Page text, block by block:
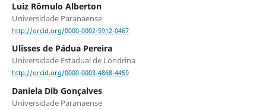
Luiz Rômulo Alberton
Universidade Paranaense
http://orcid.org/0000-0002-5912-0467
Ulisses de Pádua Pereira
Universidade Estadual de Londrina
http://orcid.org/0000-0003-4868-4459
Daniela Dib Gonçalves
Universidade Paranaense